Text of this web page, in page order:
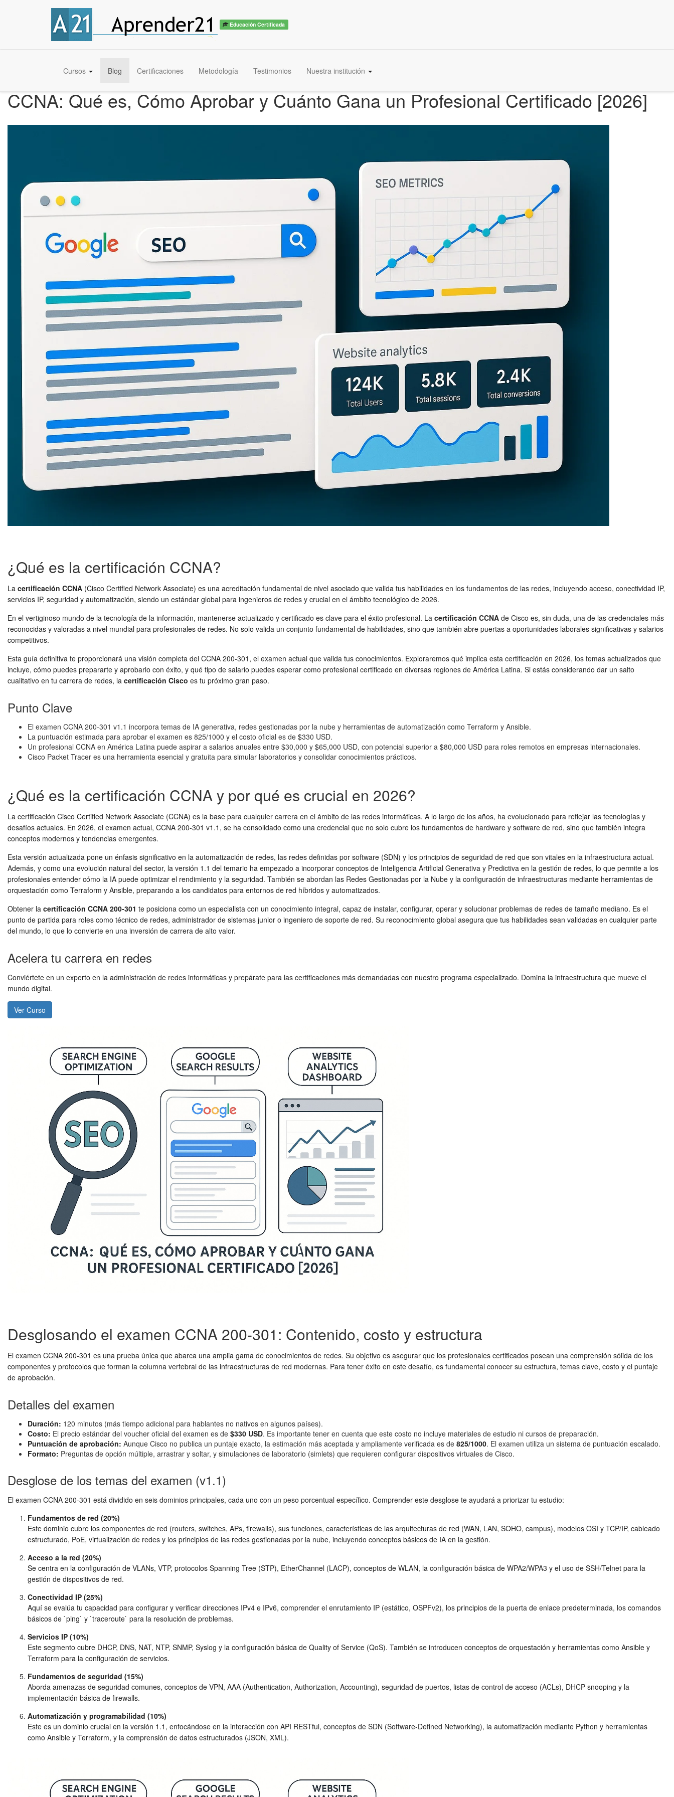
Educación Certificada
Cursos Blog Certificaciones Metodología Testimonios Nuestra institución
CCNA: Qué es, Cómo Aprobar y Cuánto Gana un Profesional Certificado [2026]
¿Qué es la certificación CCNA?
La certificación CCNA (Cisco Certified Network Associate) es una acreditación fundamental de nivel asociado que valida tus habilidades en los fundamentos de las redes, incluyendo acceso, conectividad IP,
servicios IP, seguridad y automatización, siendo un estándar global para ingenieros de redes y crucial en el ámbito tecnológico de 2026.
En el vertiginoso mundo de la tecnología de la información, mantenerse actualizado y certificado es clave para el éxito profesional. La certificación CCNA de Cisco es, sin duda, una de las credenciales más
reconocidas y valoradas a nivel mundial para profesionales de redes. No solo valida un conjunto fundamental de habilidades, sino que también abre puertas a oportunidades laborales significativas y salarios
competitivos.
Esta guía definitiva te proporcionará una visión completa del CCNA 200-301, el examen actual que valida tus conocimientos. Exploraremos qué implica esta certificación en 2026, los temas actualizados que
incluye, cómo puedes prepararte y aprobarlo con éxito, y qué tipo de salario puedes esperar como profesional certificado en diversas regiones de América Latina. Si estás considerando dar un salto
cualitativo en tu carrera de redes, la certificación Cisco es tu próximo gran paso.
Punto Clave
El examen CCNA 200-301 v1.1 incorpora temas de IA generativa, redes gestionadas por la nube y herramientas de automatización como Terraform y Ansible.
La puntuación estimada para aprobar el examen es 825/1000 y el costo oficial es de $330 USD.
Un profesional CCNA en América Latina puede aspirar a salarios anuales entre $30,000 y $65,000 USD, con potencial superior a $80,000 USD para roles remotos en empresas internacionales.
Cisco Packet Tracer es una herramienta esencial y gratuita para simular laboratorios y consolidar conocimientos prácticos.
¿Qué es la certificación CCNA y por qué es crucial en 2026?
La certificación Cisco Certified Network Associate (CCNA) es la base para cualquier carrera en el ámbito de las redes informáticas. A lo largo de los años, ha evolucionado para reflejar las tecnologías y
desafíos actuales. En 2026, el examen actual, CCNA 200-301 v1.1, se ha consolidado como una credencial que no solo cubre los fundamentos de hardware y software de red, sino que también integra
conceptos modernos y tendencias emergentes.
Esta versión actualizada pone un énfasis significativo en la automatización de redes, las redes definidas por software (SDN) y los principios de seguridad de red que son vitales en la infraestructura actual.
Además, y como una evolución natural del sector, la versión 1.1 del temario ha empezado a incorporar conceptos de Inteligencia Artificial Generativa y Predictiva en la gestión de redes, lo que permite a los
profesionales entender cómo la IA puede optimizar el rendimiento y la seguridad. También se abordan las Redes Gestionadas por la Nube y la configuración de infraestructuras mediante herramientas de
orquestación como Terraform y Ansible, preparando a los candidatos para entornos de red híbridos y automatizados.
Obtener la certificación CCNA 200-301 te posiciona como un especialista con un conocimiento integral, capaz de instalar, configurar, operar y solucionar problemas de redes de tamaño mediano. Es el
punto de partida para roles como técnico de redes, administrador de sistemas junior o ingeniero de soporte de red. Su reconocimiento global asegura que tus habilidades sean validadas en cualquier parte
del mundo, lo que lo convierte en una inversión de carrera de alto valor.
Acelera tu carrera en redes
Conviértete en un experto en la administración de redes informáticas y prepárate para las certificaciones más demandadas con nuestro programa especializado. Domina la infraestructura que mueve el
mundo digital.
Ver Curso
Desglosando el examen CCNA 200-301: Contenido, costo y estructura
El examen CCNA 200-301 es una prueba única que abarca una amplia gama de conocimientos de redes. Su objetivo es asegurar que los profesionales certificados posean una comprensión sólida de los
componentes y protocolos que forman la columna vertebral de las infraestructuras de red modernas. Para tener éxito en este desafío, es fundamental conocer su estructura, temas clave, costo y el puntaje
de aprobación.
Detalles del examen
Duración: 120 minutos (más tiempo adicional para hablantes no nativos en algunos países).
Costo: El precio estándar del voucher oficial del examen es de $330 USD. Es importante tener en cuenta que este costo no incluye materiales de estudio ni cursos de preparación.
Puntuación de aprobación: Aunque Cisco no publica un puntaje exacto, la estimación más aceptada y ampliamente verificada es de 825/1000. El examen utiliza un sistema de puntuación escalado.
Formato: Preguntas de opción múltiple, arrastrar y soltar, y simulaciones de laboratorio (simlets) que requieren configurar dispositivos virtuales de Cisco.
Desglose de los temas del examen (v1.1)
El examen CCNA 200-301 está dividido en seis dominios principales, cada uno con un peso porcentual específico. Comprender este desglose te ayudará a priorizar tu estudio:
Fundamentos de red (20%)
Este dominio cubre los componentes de red (routers, switches, APs, firewalls), sus funciones, características de las arquitecturas de red (WAN, LAN, SOHO, campus), modelos OSI y TCP/IP, cableado
estructurado, PoE, virtualización de redes y los principios de las redes gestionadas por la nube, incluyendo conceptos básicos de IA en la gestión.
Acceso a la red (20%)
Se centra en la configuración de VLANs, VTP, protocolos Spanning Tree (STP), EtherChannel (LACP), conceptos de WLAN, la configuración básica de WPA2/WPA3 y el uso de SSH/Telnet para la
gestión de dispositivos de red.
Conectividad IP (25%)
Aquí se evalúa tu capacidad para configurar y verificar direcciones IPv4 e IPv6, comprender el enrutamiento IP (estático, OSPFv2), los principios de la puerta de enlace predeterminada, los comandos
básicos de `ping` y `traceroute` para la resolución de problemas.
Servicios IP (10%)
Este segmento cubre DHCP, DNS, NAT, NTP, SNMP, Syslog y la configuración básica de Quality of Service (QoS). También se introducen conceptos de orquestación y herramientas como Ansible y
Terraform para la configuración de servicios.
Fundamentos de seguridad (15%)
Aborda amenazas de seguridad comunes, conceptos de VPN, AAA (Authentication, Authorization, Accounting), seguridad de puertos, listas de control de acceso (ACLs), DHCP snooping y la
implementación básica de firewalls.
Automatización y programabilidad (10%)
Este es un dominio crucial en la versión 1.1, enfocándose en la interacción con API RESTful, conceptos de SDN (Software-Defined Networking), la automatización mediante Python y herramientas
como Ansible y Terraform, y la comprensión de datos estructurados (JSON, XML).